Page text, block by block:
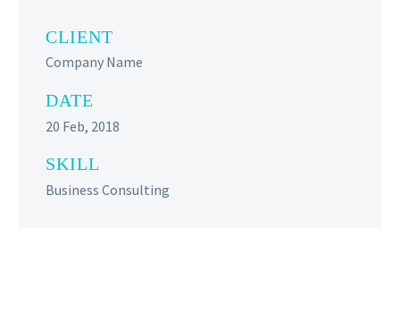
CLIENT
Company Name
DATE
20 Feb, 2018
SKILL
Business Consulting